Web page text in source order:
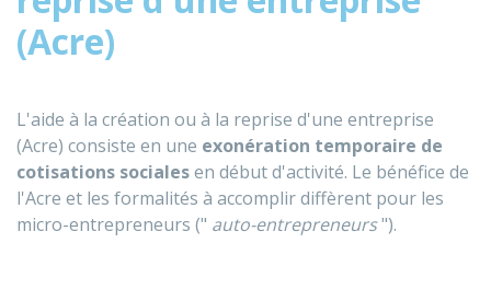
(Acre)
L'aide à la création ou à la reprise d'une entreprise
(Acre) consiste en une exonération temporaire de
cotisations socialesen début d'activité. Le bénéfice de
l'Acre et les formalités à accomplir diffèrent pour les
micro-entrepreneurs (" auto-entrepreneurs").